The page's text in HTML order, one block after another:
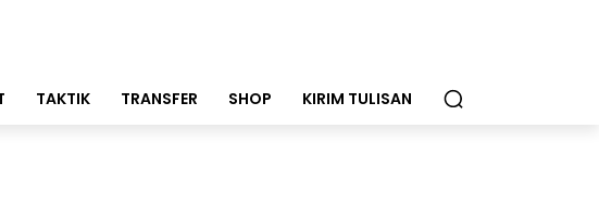
TAKTIK TRANSFER SHOP KIRIM TULISAN